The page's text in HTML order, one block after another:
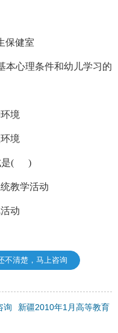
健室
本心理条件和幼儿学习的
境
境
是( )
学活动
动
不清楚，马上咨询
询
新疆2010年1月高等教育